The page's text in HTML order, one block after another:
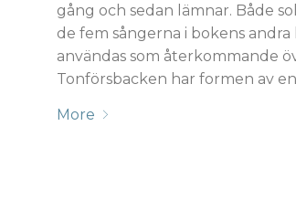
gång och sedan lämnar. Både
de fem sångerna i bokens
användas som återkommande
Tonförsbacken har formen av en
More